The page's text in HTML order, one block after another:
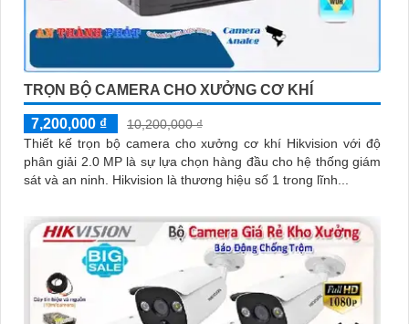
TRỌN BỘ CAMERA CHO XƯỞNG CƠ KHÍ
7,200,000 ₫
10,200,000 ₫
Thiết kế trọn bộ camera cho xưởng cơ khí Hikvision với độ
phân giải 2.0 MP là sự lựa chọn hàng đầu cho hệ thống giám
sát và an ninh. Hikvision là thương hiệu số 1 trong lĩnh...